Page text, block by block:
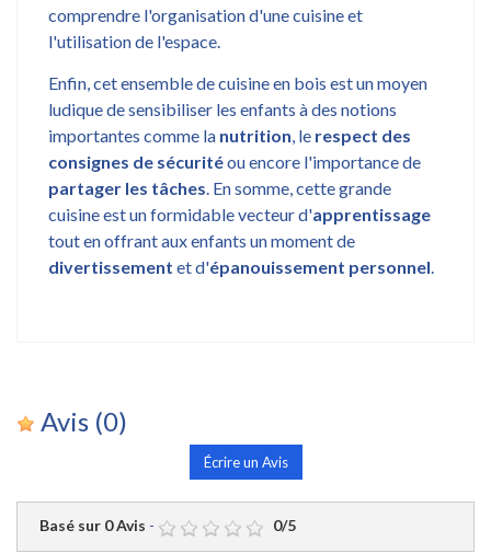
comprendre l'organisation d'une cuisine et
l'utilisation de l'espace.
Enfin, cet ensemble de cuisine en bois est un moyen
ludique de sensibiliser les enfants à des notions
importantes comme la nutrition, le respect des
consignes de sécuritéou encore l'importance de
partager les tâches. En somme, cette grande
cuisine est un formidable vecteur d'apprentissage
tout en offrant aux enfants un moment de
divertissement et d'épanouissement personnel.
Avis (0)
Écrire un Avis
Basé sur 0Avis - 0/5